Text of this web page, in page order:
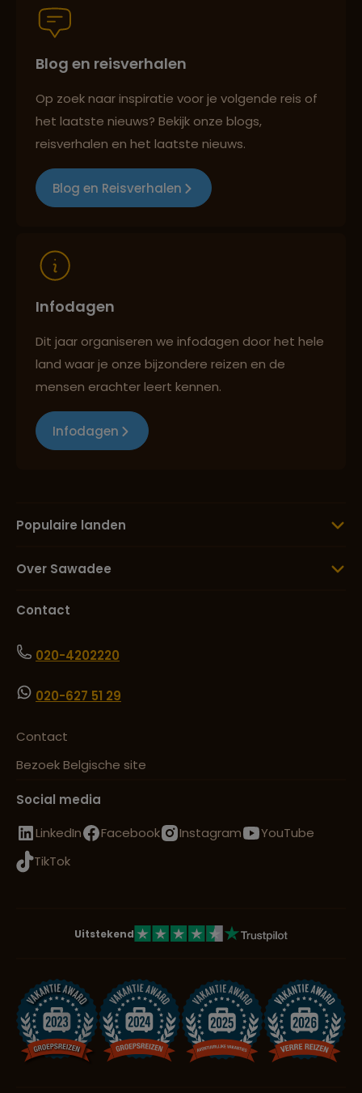
Persoonlijk en deskundig reisadvies
Best beoordeelde reisroutes
Blog en reisverhalen
Op zoek naar inspiratie voor je volgende reis of
het laatste nieuws? Bekijk onze blogs,
reisverhalen en het laatste nieuws.
Blog en Reisverhalen
Infodagen
Dit jaar organiseren we infodagen door het hele
land waar je onze bijzondere reizen en de
mensen erachter leert kennen.
Infodagen
Populaire landen
Over Sawadee
Contact
020-4202220
020-627 51 29
Contact
Bezoek Belgische site
Social media
LinkedIn
Facebook Instagram
YouTube
TikTok
Uitstekend